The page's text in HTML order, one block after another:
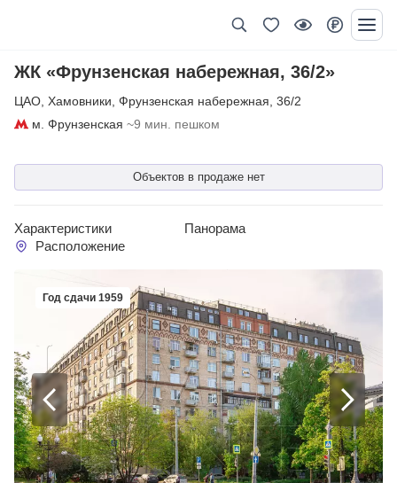
ЖК «Фрунзенская набережная, 36/2»
ЦАО Хамовники Фрунзенская набережная 36/2
м. Фрунзенская ~9 мин. пешком
Объектов в продаже нет
Характеристики
Панорама
Расположение
Год сдачи 1959